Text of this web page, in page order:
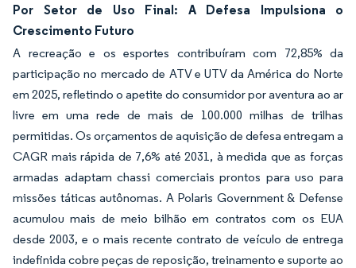
Por Setor de Uso Final: A Defesa Impulsiona o
Crescimento Futuro
A recreação e os esportes contribuíram com 72,85% da
participação no mercado de ATV e UTV da América do Norte
em 2025, refletindo o apetite do consumidor por aventura ao ar
livre em uma rede de mais de 100.000 milhas de trilhas
permitidas. Os orçamentos de aquisição de defesa entregam a
CAGR mais rápida de 7,6% até 2031, à medida que as forças
armadas adaptam chassi comerciais prontos para uso para
missões táticas autônomas. A Polaris Government & Defense
acumulou mais de meio bilhão em contratos com os EUA
desde 2003, e o mais recente contrato de veículo de entrega
indefinida cobre peças de reposição, treinamento e suporte ao